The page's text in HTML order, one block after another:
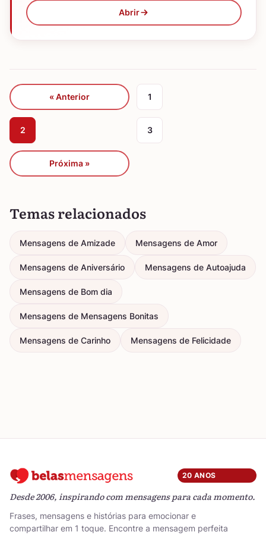
Abrir
« Anterior 1
2 3
Próxima »
Temas relacionados
Mensagens de Amizade Mensagens de Amor
Mensagens de Aniversário Mensagens de Autoajuda
Mensagens de Bom dia
Mensagens de Mensagens Bonitas
Mensagens de Carinho Mensagens de Felicidade
20 ANOS
Desde 2006, inspirando com mensagens para cada momento.
Frases, mensagens e histórias para emocionar e
compartilhar em 1 toque. Encontre a mensagem perfeita